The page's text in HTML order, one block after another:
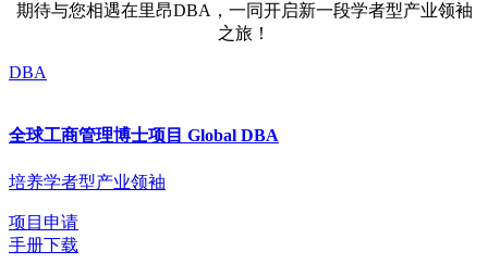
期待与您相遇在里昂DBA，一同开启新一段学者型产业领袖
之旅！
DBA
全球工商管理博士项目 Global DBA
培养学者型产业领袖
项目申请
手册下载